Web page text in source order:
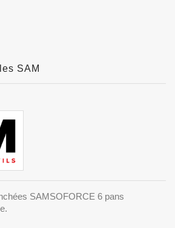
SAM
SAMSOFORCE 6 pans